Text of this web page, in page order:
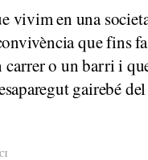
vivim en una
que fins
carrer o un barri i
gairebé